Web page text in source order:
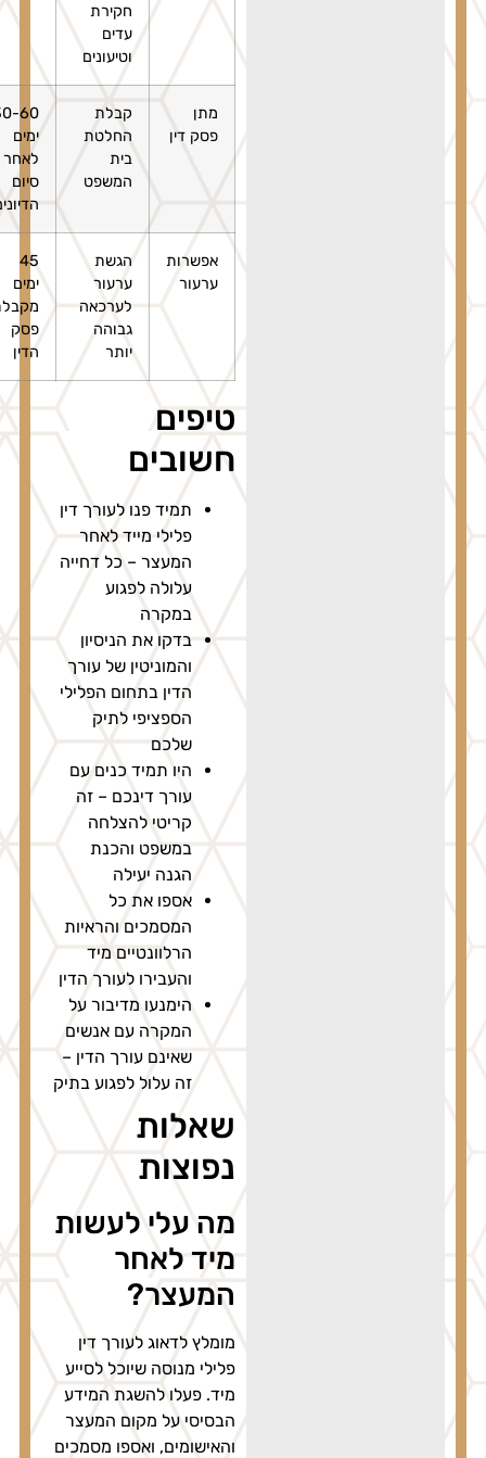
חקירת
עדים
וטיעונים
פסק דין
קבלת
החלטת
המשפט
30-60
ימים
לאחר
סיום
הדיונים
אפשרות
ערעור
הגשת
ערעור
לערכאה
גבוהה
יותר
ימים
מקבלת
פסק
טיפים
חשובים
תמיד פנו לעורך דין
פלילי מייד לאחר
המעצר – כל דחייה
עלולה לפגוע
במקרה
בדקו את הניסיון
והמוניטין של עורך
הדין בתחום הפלילי
הספציפי לתיק
שלכם
היו תמיד כנים עם
עורך דינכם – זה
קריטי להצלחה
במשפט והכנת
הגנה יעילה
אספו את כל
המסמכים והראיות
הרלוונטיים מיד
והעבירו לעורך הדין
הימנעו מדיבור על
המקרה עם אנשים
שאינם עורך הדין –
זה עלול לפגוע בתיק
שאלות
נפוצות
מה עלי לעשות
מיד לאחר
המעצר?
מומלץ לדאוג לעורך דין
פלילי מנוסה שיוכל לסייע
מיד. פעלו להשגת המידע
הבסיסי על מקום המעצר
והאישומים, ואספו מסמכים